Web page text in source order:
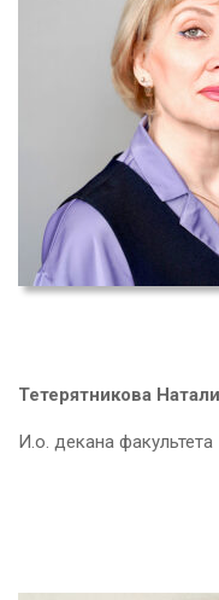
Тетерятникова
И.о. декана факультета